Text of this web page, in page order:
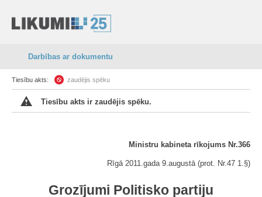
Darbības ar dokumentu
Tiesību akts: zaudējis spēku
Tiesību akts ir zaudējis spēku.
Ministru kabineta rīkojums Nr.366
Rīgā 2011.gada 9.augustā (prot. Nr.47 1.§)
Grozījumi Politisko partiju